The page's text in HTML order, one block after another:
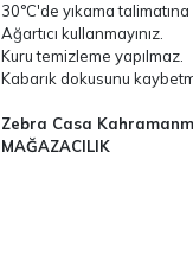
30°C'de yıkama
Ağartıcı kullanmayınız.
Kuru temizleme yapılmaz.
Kabarık dokusunu
Zebra Casa
MAĞAZACILIK